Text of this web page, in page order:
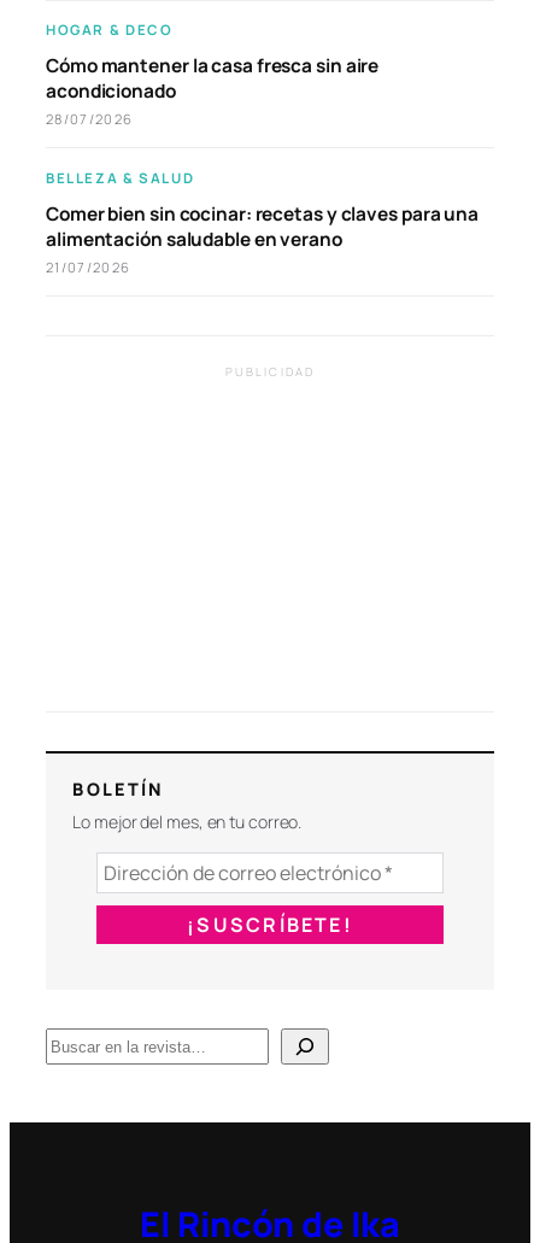
HOGAR & DECO
Cómo mantener la casa fresca sin aire
acondicionado
28/07/2026
BELLEZA & SALUD
Comer bien sin cocinar: recetas y claves para una
alimentación saludable en verano
21/07/2026
PUBLICIDAD
BOLETÍN
Lo mejor del mes, en tu correo.
B
u
c
El Rincón de Ika